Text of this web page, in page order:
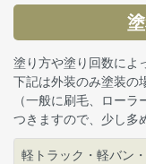
塗り方や塗り回数によ
下記は外装のみ塗装の
（一般に刷毛、ロー
つきますので、少し多
軽トラック・軽バン